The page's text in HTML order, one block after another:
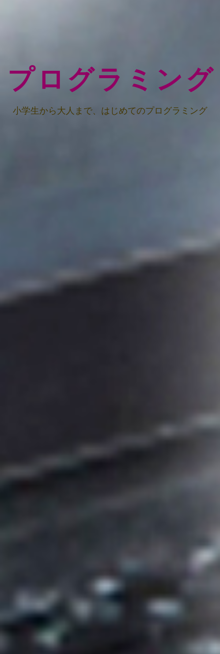
プログラミング
小学生から大人まで、はじめてのプログラミング